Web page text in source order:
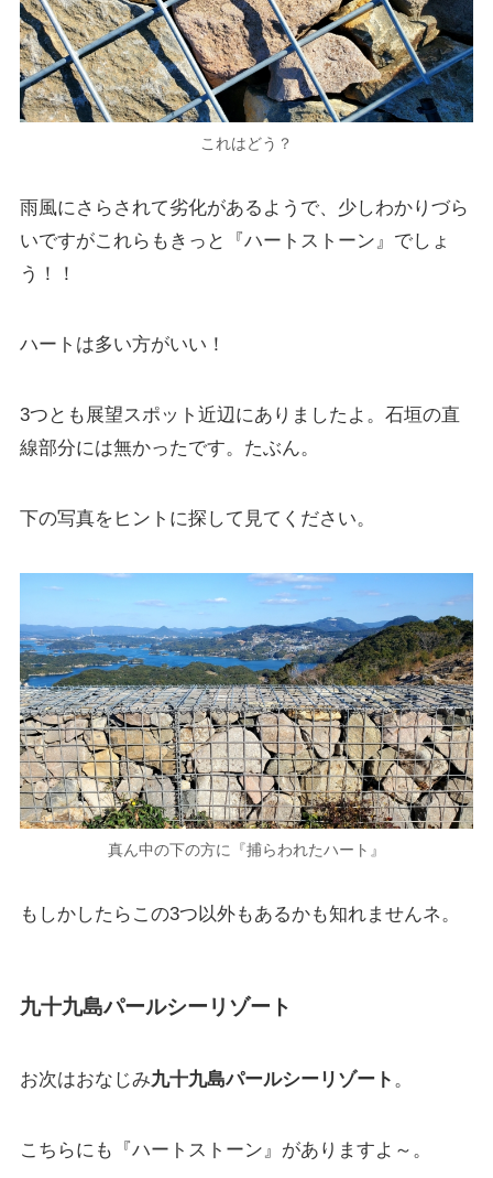
これはどう？
雨風にさらされて劣化があるようで、少しわかりづら
いですがこれらもきっと『ハートストーン』でしょ
う！！
ハートは多い方がいい！
3つとも展望スポット近辺にありましたよ。石垣の直
線部分には無かったです。たぶん。
下の写真をヒントに探して見てください。
真ん中の下の方に『捕らわれたハート』
もしかしたらこの3つ以外もあるかも知れませんネ。
九十九島パールシーリゾート
お次はおなじみ九十九島パールシーリゾート 。
こちらにも『ハートストーン』がありますよ～。